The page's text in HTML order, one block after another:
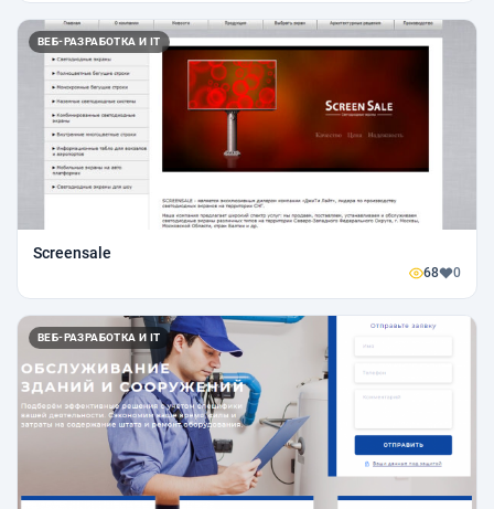
ВЕБ-РАЗРАБОТКА И IT
Screensale
68 0
ВЕБ-РАЗРАБОТКА И IT